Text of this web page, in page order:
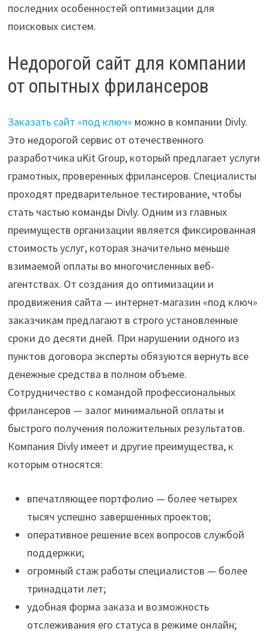
последних особенностей оптимизации для
поисковых систем.
Недорогой сайт для компании
от опытных фрилансеров
Заказать сайт «под ключ» можно в компании Divly.
Это недорогой сервис от отечественного
разработчика uKit Group, который предлагает услуги
грамотных, проверенных фрилансеров. Специалисты
проходят предварительное тестирование, чтобы
стать частью команды Divly. Одним из главных
преимуществ организации является фиксированная
стоимость услуг, которая значительно меньше
взимаемой оплаты во многочисленных веб-
агентствах. От создания до оптимизации и
продвижения сайта — интернет-магазин «под ключ»
заказчикам предлагают в строго установленные
сроки до десяти дней. При нарушении одного из
пунктов договора эксперты обязуются вернуть все
денежные средства в полном объеме.
Сотрудничество с командой профессиональных
фрилансеров — залог минимальной оплаты и
быстрого получения положительных результатов.
Компания Divly имеет и другие преимущества, к
которым относятся:
впечатляющее портфолио — более четырех
тысяч успешно завершенных проектов;
оперативное решение всех вопросов службой
поддержки;
огромный стаж работы специалистов — более
тринадцати лет;
удобная форма заказа и возможность
отслеживания его статуса в режиме онлайн;